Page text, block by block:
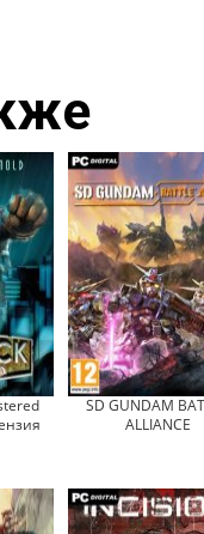
SD GUNDAM
ALLIANCE